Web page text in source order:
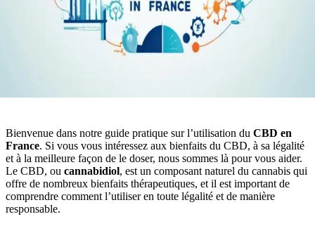
Bienvenue dans notre guide pratique sur l’utilisation du CBD en
France. Si vous vous intéressez aux bienfaits du CBD, à sa légalité
et à la meilleure façon de le doser, nous sommes là pour vous aider.
Le CBD, ou cannabidiol, est un composant naturel du cannabis qui
offre de nombreux bienfaits thérapeutiques, et il est important de
comprendre comment l’utiliser en toute légalité et de manière
responsable.